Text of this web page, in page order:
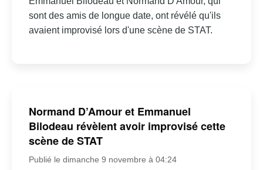
sont des amis de longue date, ont révélé qu'ils
avaient improvisé lors d'une scène de STAT.
Normand D’Amour et Emmanuel
Bilodeau révèlent avoir improvisé cette
scène de STAT
Publié le dimanche 9 novembre à 04:24